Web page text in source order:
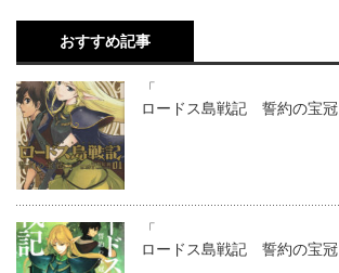
おすすめ記事
「
ロードス島戦記 誓約の宝冠
「
ロードス島戦記 誓約の宝冠